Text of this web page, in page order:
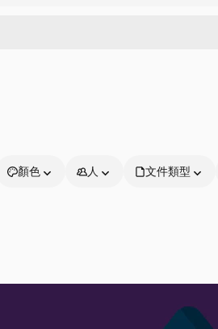
顏色 人 文件類型